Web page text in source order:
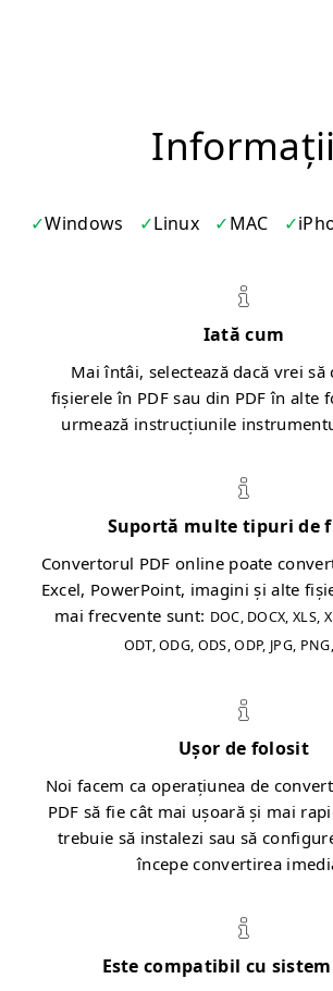
Informații
Windows Linux MAC
Iată cum
Mai întâi, selectează dacă vrei să
fișierele în PDF sau din PDF în alte
urmează instrucțiunile
Suportă multe tipuri de
Convertorul PDF online poate
Excel, PowerPoint, imagini și alte
mai frecvente sunt: DOC, DOCX, XLS,
ODT, ODG, ODS, ODP, JPG,
Ușor de folosit
Noi facem ca operațiunea de
PDF să fie cât mai ușoară și mai
trebuie să instalezi sau să
începe convertirea
Este compatibil cu